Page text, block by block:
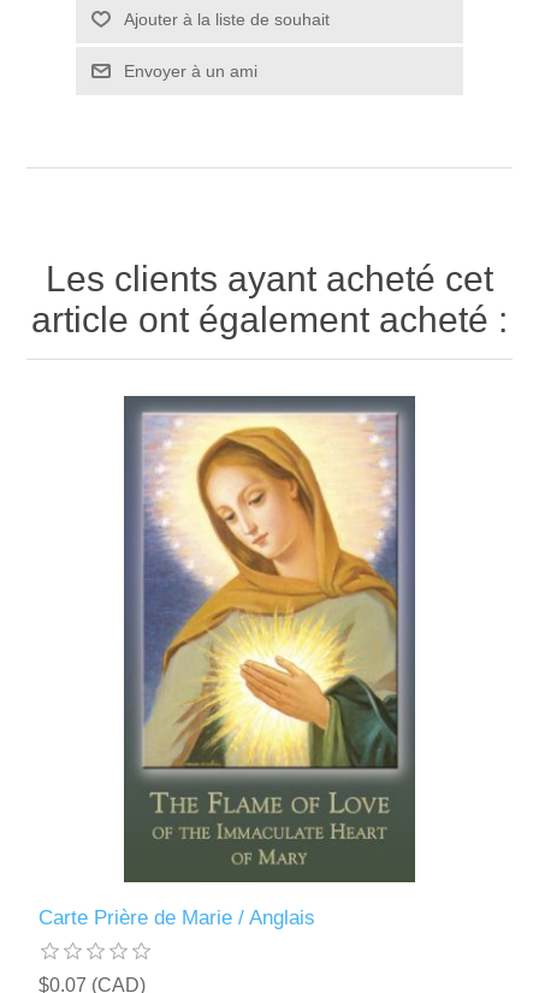
Ajouter à la liste de souhait
Envoyer à un ami
Les clients ayant acheté cet
article ont également acheté :
Carte Prière de Marie / Anglais
$0.07 (CAD)